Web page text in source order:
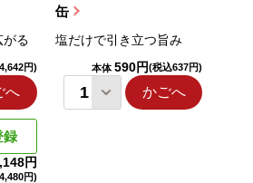
がる
円)
へ
録
円
円)
缶
塩だけで引き立つ旨み
本体 590円(税込637円)
かごへ